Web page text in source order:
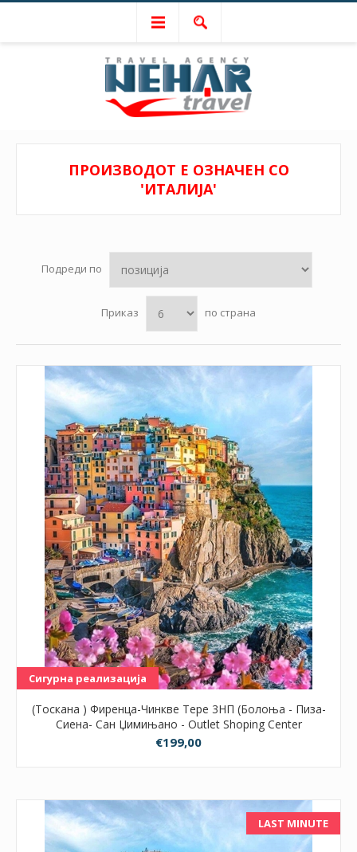
ПРОИЗВОДОТ Е ОЗНАЧЕН СО
'ИТАЛИЈА'
Подреди по
Приказ по страна
Сигурна реализација
(Тоскана ) Фиренца-Чинкве Тере 3НП (Болоња - Пиза-
Сиена- Сан Џимињано - Outlet Shoping Center
Barberino )
€199,00
LAST MINUTE